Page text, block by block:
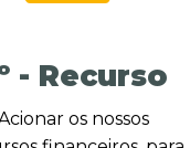
- Recurso
os nossos